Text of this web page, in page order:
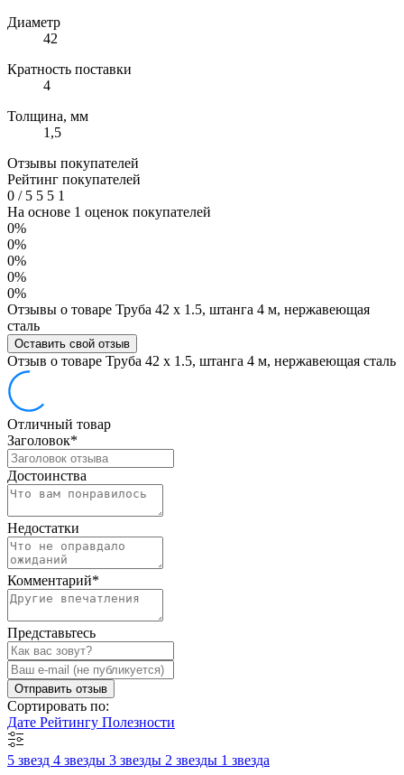
Диаметр
42
Кратность поставки
4
Толщина, мм
1,5
Отзывы покупателей
Рейтинг покупателей
0 /5 5 5 1
На основе 1 оценок покупателей
0%
0%
0%
0%
0%
Отзывы о товаре Труба 42 х 1.5, штанга 4 м, нержавеющая
сталь
Оставить свой отзыв
Отзыв о товаре Труба 42 х 1.5, штанга 4 м, нержавеющая сталь
Отличный товар
Заголовок*
Достоинства
Недостатки
Комментарий*
Представьтесь
Отправить отзыв
Сортировать по:
Дате Рейтингу Полезности
5 звезд 4 звезды 3 звезды 2 звезды 1 звезда